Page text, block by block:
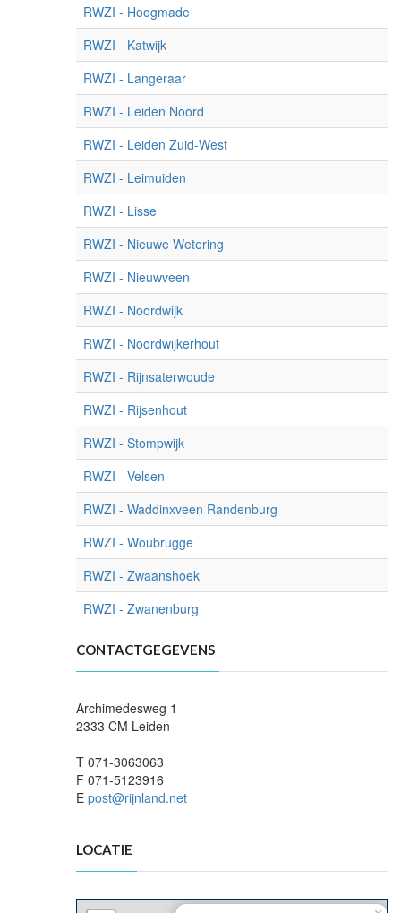
RWZI - Hoogmade
RWZI - Katwijk
RWZI - Langeraar
RWZI - Leiden Noord
RWZI - Leiden Zuid-West
RWZI - Leimuiden
RWZI - Lisse
RWZI - Nieuwe Wetering
RWZI - Nieuwveen
RWZI - Noordwijk
RWZI - Noordwijkerhout
RWZI - Rijnsaterwoude
RWZI - Rijsenhout
RWZI - Stompwijk
RWZI - Velsen
RWZI - Waddinxveen Randenburg
RWZI - Woubrugge
RWZI - Zwaanshoek
RWZI - Zwanenburg
CONTACTGEGEVENS
Archimedesweg 1
2333 CM Leiden
T 071-3063063
F 071-5123916
E post@rijnland.net
LOCATIE